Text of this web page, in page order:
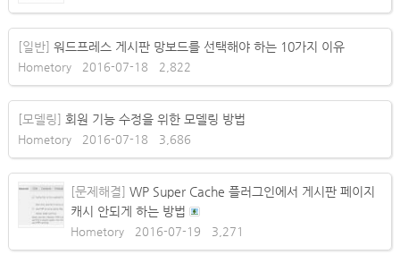
[일반] 워드프레스 게시판 망보드를 선택해야 하는 10가지 이유
Hometory 2016-07-18 2,822
[모델링] 회원 기능 수정을 위한 모델링 방법
Hometory 2016-07-18 3,686
[문제해결] WP Super Cache 플러그인에서 게시판 페이지
캐시 안되게 하는 방법
Hometory 2016-07-19 3,271